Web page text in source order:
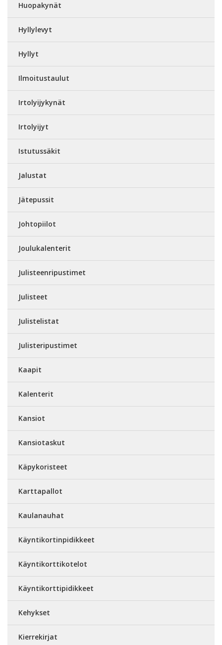
Huopakynät
Hyllylevyt
Hyllyt
Ilmoitustaulut
Irtolyijykynät
Irtolyijyt
Istutussäkit
Jalustat
Jätepussit
Johtopiilot
Joulukalenterit
Julisteenripustimet
Julisteet
Julistelistat
Julisteripustimet
Kaapit
Kalenterit
Kansiot
Kansiotaskut
Käpykoristeet
Karttapallot
Kaulanauhat
Käyntikortinpidikkeet
Käyntikorttikotelot
Käyntikorttipidikkeet
Kehykset
Kierrekirjat